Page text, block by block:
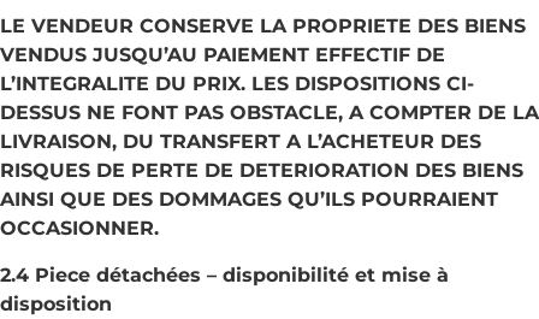
LE VENDEUR CONSERVE LA PROPRIETE DES BIENS
VENDUS JUSQU’AU PAIEMENT EFFECTIF DE
L’INTEGRALITE DU PRIX. LES DISPOSITIONS CI-
DESSUS NE FONT PAS OBSTACLE, A COMPTER DE LA
LIVRAISON, DU TRANSFERT A L’ACHETEUR DES
RISQUES DE PERTE DE DETERIORATION DES BIENS
AINSI QUE DES DOMMAGES QU’ILS POURRAIENT
OCCASIONNER.
2.4 Piece détachées – disponibilité et mise à
disposition